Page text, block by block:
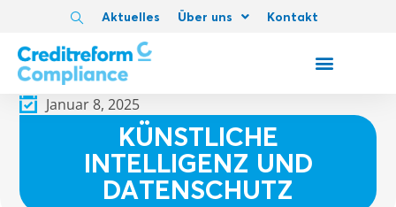
Aktuelles Über uns Kontakt
Januar 8, 2025
KÜNSTLICHE
INTELLIGENZ UND
DATENSCHUTZ